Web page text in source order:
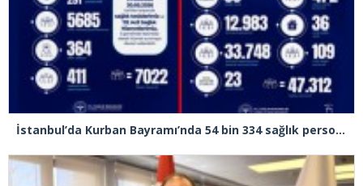
İstanbul’da Kurban Bayramı’nda 54 bin 334 sağlık personeli görev yapacak